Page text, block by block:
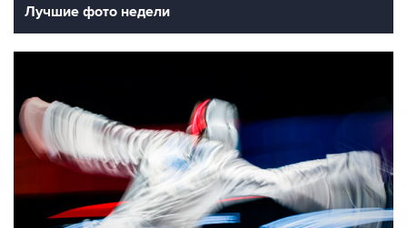
Лучшие фото недели